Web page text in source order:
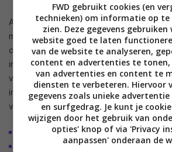
Achter het zwarte front zorgen een
mid/laag drivers en een 0,75” Titanium
die typische JBL Sound. Achter deze
interne versterker met een
versterkervermogen van 200Watt. Het is
in-één muzieksysteem en dus is er
volgende:
Google Chromecast
Spotify Connect
FWD gebruikt cookies (en
technieken) om informatie op te
zien. Deze gegevens
website goed te laten
van de website te analyseren,
content en advertenties te
van advertenties en content te
diensten te verbeteren. Hiervoor
gegevens zoals unieke advertentie
en surfgedrag. Je kunt je
wijzigen door het gebruik van
opties' knop of via 'Privacy
aanpassen' onderaan de